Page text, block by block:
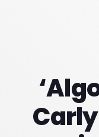
COM
22:00